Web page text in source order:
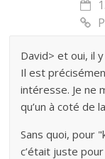
David> et oui, il
Il est
intéresse. Je ne
qu’un à coté de
Sans quoi, pour
c’était juste